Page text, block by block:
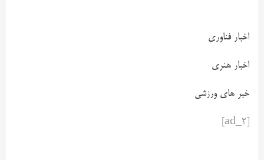
اخبار فناوری
اخبار هنری
خبر های ورزشی